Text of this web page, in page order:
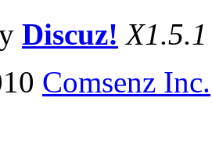
Discuz! X1.5.1
Comsenz Inc.